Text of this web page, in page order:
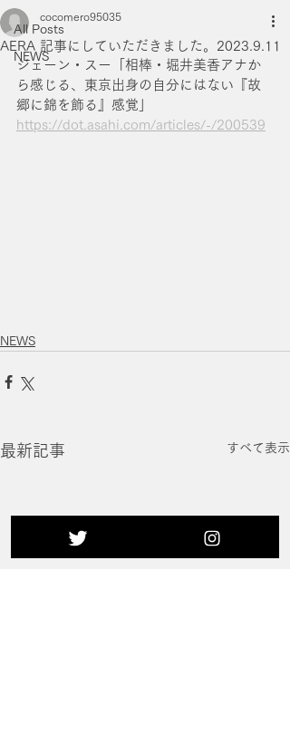
All Posts
NEWS
AERA 記事にしていただきました。2023.9.11
cocomero95035
ジェーン・スー「相棒・堀井美香アナか
ら感じる、東京出身の自分にはない『故
郷に錦を飾る』感覚」
https://dot.asahi.com/articles/-/200539
NEWS
最新記事 すべて表示